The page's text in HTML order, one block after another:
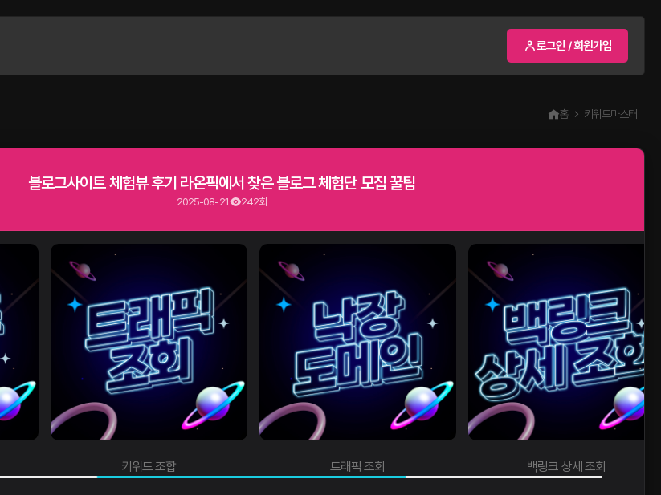
로그인 / 회원가입
홈 키워드마스터
블로그사이트 체험뷰 후기 라온픽에서 찾은 블로그 체험단 모집 꿀팁
2025-08-21 242회
키워드 조합 트래픽 조회 백링크 상세 조회